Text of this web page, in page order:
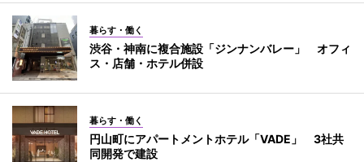
暮らす・働く
渋谷・神南に複合施設「ジンナンバレー」 オフィ
ス・店舗・ホテル併設
暮らす・働く
円山町にアパートメントホテル「VADE」 3社共
同開発で建設